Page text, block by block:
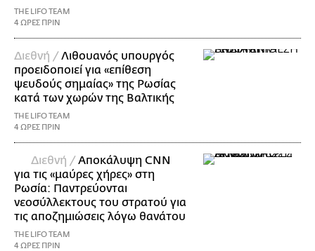
THE LIFO TEAM
4 ΩΡΕΣ ΠΡΙΝ
Διεθνή /Λιθουανός υπουργός
προειδοποιεί για «επίθεση
ψευδούς σημαίας» της Ρωσίας
κατά των χωρών της Βαλτικής
THE LIFO TEAM
4 ΩΡΕΣ ΠΡΙΝ
Διεθνή /Αποκάλυψη CNN
για τις «μαύρες χήρες» στη
Ρωσία: Παντρεύονται
νεοσύλλεκτους του στρατού για
τις αποζημιώσεις λόγω θανάτου
THE LIFO TEAM
4 ΩΡΕΣ ΠΡΙΝ